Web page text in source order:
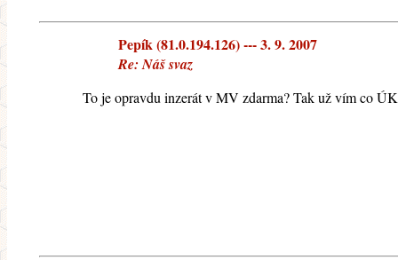
Pepík (81.0.194.126) --- 3. 9. 2007
Re: Náš svaz
To je opravdu inzerát v MV zdarma? Tak už vím co